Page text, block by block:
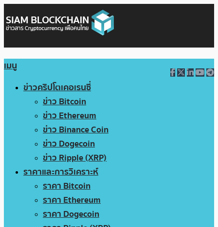
เมนู
ข่าวคริปโตเคอเรนซี่
ข่าว Bitcoin
ข่าว Ethereum
ข่าว Binance Coin
ข่าว Dogecoin
ข่าว Ripple (XRP)
ราคาและการวิเคราะห์
ราคา Bitcoin
ราคา Ethereum
ราคา Dogecoin